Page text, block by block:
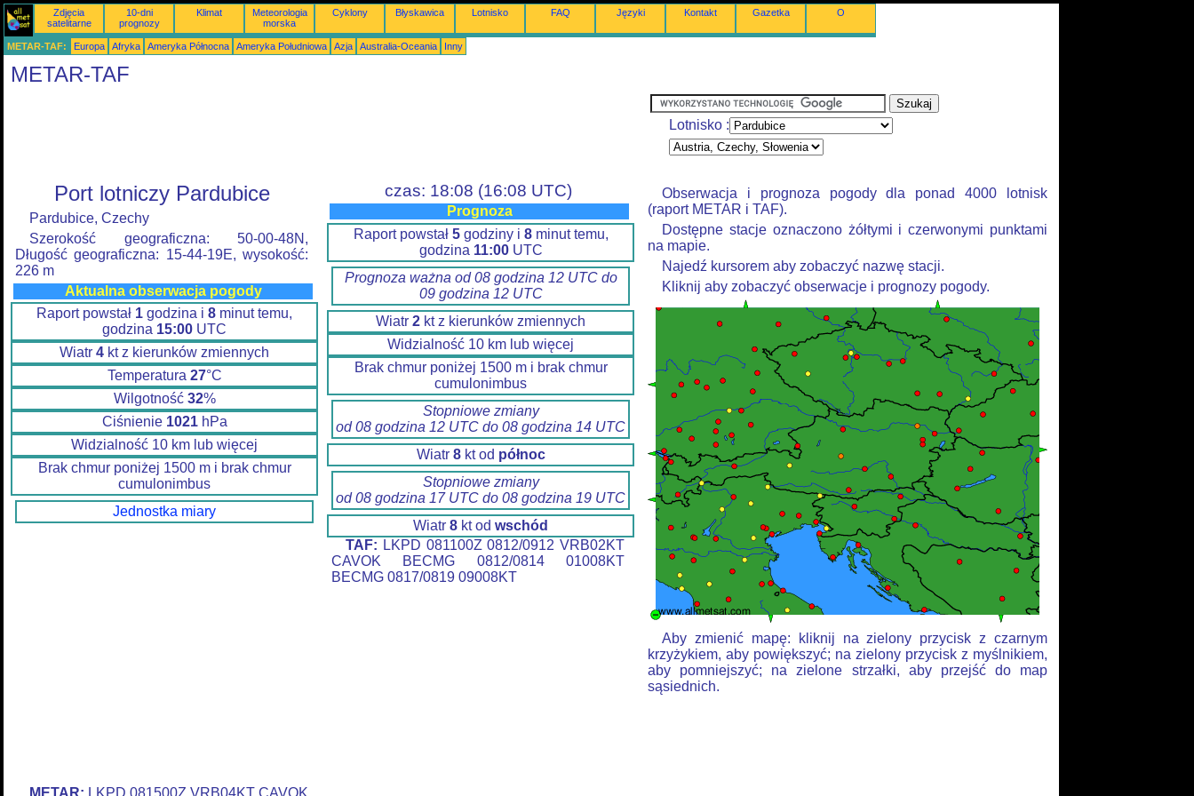
Zdjęcia
satelitarne
10-dni
prognozy
Klimat
Meteorologia
morska
Cyklony Błyskawica Lotnisko FAQ Języki Kontakt Gazetka O
METAR-TAF: Europa Afryka Ameryka Północna Ameryka Południowa Azja Australia-Oceania Inny
METAR-TAF
Lotnisko :
Port lotniczy Pardubice
Pardubice, Czechy
Szerokość geograficzna: 50-00-48N,
Długość geograficzna: 15-44-19E, wysokość:
226 m
Aktualna obserwacja pogody
Raport powstał 1 godzina i 8 minut temu,
godzina 15:00 UTC
Wiatr 4 kt z kierunków zmiennych
Temperatura 27°C
Wilgotność 32%
Ciśnienie 1021hPa
Widzialność 10 km lub więcej
Brak chmur poniżej 1500 m i brak chmur
cumulonimbus
Jednostka miary
czas: 18:08 (16:08 UTC)
Prognoza
Raport powstał 5godziny i 8minut temu,
godzina 11:00UTC
Prognoza ważna od 08 godzina 12 UTC do
09 godzina 12 UTC
Wiatr 2 kt z kierunków zmiennych
Widzialność 10 km lub więcej
Brak chmur poniżej 1500 m i brak chmur
cumulonimbus
Stopniowe zmiany
od 08 godzina 12 UTC do 08 godzina 14 UTC
Wiatr 8kt od północ
Stopniowe zmiany
od 08 godzina 17 UTC do 08 godzina 19 UTC
Wiatr 8 kt od wschód
TAF: LKPD 081100Z 0812/0912 VRB02KT
CAVOK BECMG 0812/0814 01008KT
BECMG 0817/0819 09008KT
Obserwacja i prognoza pogody dla ponad 4000 lotnisk
(raport METAR i TAF).
Dostępne stacje oznaczono żółtymi i czerwonymi punktami
na mapie.
Najedź kursorem aby zobaczyć nazwę stacji.
Kliknij aby zobaczyć obserwacje i prognozy pogody.
Aby zmienić mapę: kliknij na zielony przycisk z czarnym
krzyżykiem, aby powiększyć; na zielony przycisk z myślnikiem,
aby pomniejszyć; na zielone strzałki, aby przejść do map
sąsiednich.